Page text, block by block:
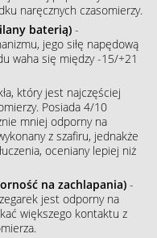
naręcznych czasomierzy.
baterią) -
jego siłę napędową
waha się między -15/+21
który jest najczęściej
Posiada 4/10
mniej odporny na
z szafiru, jednakże
oceniany lepiej niż
na zachlapania) -
jest odporny na
większego kontaktu z